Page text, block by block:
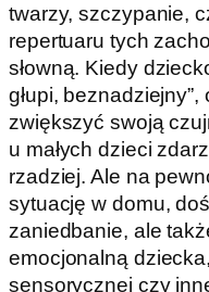
twarzy, szczypanie,
repertuaru tych
słowną. Kiedy
głupi,
zwiększyć swoją
u małych dzieci
rzadziej. Ale na
sytuację w domu,
zaniedbanie, ale
emocjonalną
sensorycznej czy